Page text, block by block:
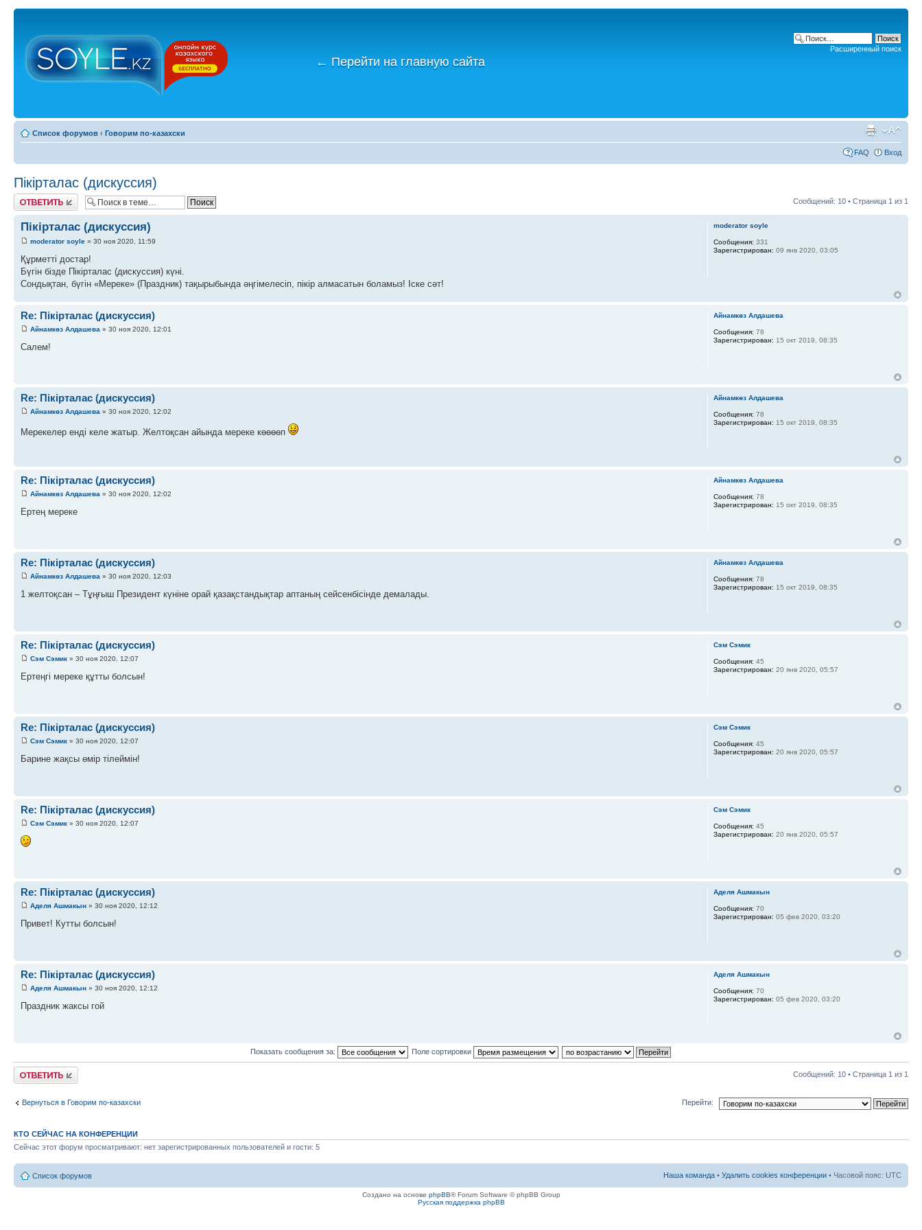
← Перейти на главную сайта
Расширенный поиск
Список форумов ‹ Говорим по-казахски
FAQ Вход
Пікірталас (дискуссия)
Ответить Сообщений: 10 • Страница 1 из 1
Пікірталас (дискуссия)
moderator soyle » 30 ноя 2020, 11:59
Құрметті достар!
Бүгін бізде Пікірталас (дискуссия) күні.
Сондықтан, бүгін «Мереке» (Праздник) тақырыбында әңгімелесіп, пікір алмасатын боламыз! Іске сәт!
moderator soyle
Сообщения: 331
Зарегистрирован: 09 янв 2020, 03:05
Re: Пікірталас (дискуссия)
Айнамкөз Алдашева » 30 ноя 2020, 12:01
Салем!
Айнамкөз Алдашева
Сообщения: 78
Зарегистрирован: 15 окт 2019, 08:35
Re: Пікірталас (дискуссия)
Айнамкөз Алдашева » 30 ноя 2020, 12:02
Мерекелер енді келе жатыр. Желтоқсан айында мереке көөөөп
Айнамкөз Алдашева
Сообщения: 78
Зарегистрирован: 15 окт 2019, 08:35
Re: Пікірталас (дискуссия)
Айнамкөз Алдашева » 30 ноя 2020, 12:02
Ертең мереке
Айнамкөз Алдашева
Сообщения: 78
Зарегистрирован: 15 окт 2019, 08:35
Re: Пікірталас (дискуссия)
Айнамкөз Алдашева » 30 ноя 2020, 12:03
1 желтоқсан – Тұңғыш Президент күніне орай қазақстандықтар аптаның сейсенбісінде демалады.
Айнамкөз Алдашева
Сообщения: 78
Зарегистрирован: 15 окт 2019, 08:35
Re: Пікірталас (дискуссия)
Сэм Сэмик » 30 ноя 2020, 12:07
Ертеңгі мереке құтты болсын!
Сэм Сэмик
Сообщения: 45
Зарегистрирован: 20 янв 2020, 05:57
Re: Пікірталас (дискуссия)
Сэм Сэмик » 30 ноя 2020, 12:07
Барине жақсы өмір тілеймін!
Сэм Сэмик
Сообщения: 45
Зарегистрирован: 20 янв 2020, 05:57
Re: Пікірталас (дискуссия)
Сэм Сэмик » 30 ноя 2020, 12:07
Сэм Сэмик
Сообщения: 45
Зарегистрирован: 20 янв 2020, 05:57
Re: Пікірталас (дискуссия)
Аделя Ашмакын » 30 ноя 2020, 12:12
Привет! Кутты болсын!
Аделя Ашмакын
Сообщения: 70
Зарегистрирован: 05 фев 2020, 03:20
Re: Пікірталас (дискуссия)
Аделя Ашмакын » 30 ноя 2020, 12:12
Праздник жаксы гой
Аделя Ашмакын
Сообщения: 70
Зарегистрирован: 05 фев 2020, 03:20
Показать сообщения за: Поле сортировки
Ответить Сообщений: 10 • Страница 1 из 1
Вернуться в Говорим по-казахски Перейти:
КТО СЕЙЧАС НА КОНФЕРЕНЦИИ
Сейчас этот форум просматривают: нет зарегистрированных пользователей и гости: 5
Список форумов Наша команда • Удалить cookies конференции • Часовой пояс: UTC
Создано на основе phpBB® Forum Software © phpBB Group
Русская поддержка phpBB